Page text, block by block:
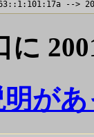
に
明が